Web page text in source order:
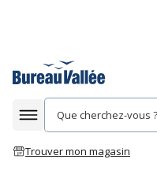
Afficher la navigation
Trouver mon magasin